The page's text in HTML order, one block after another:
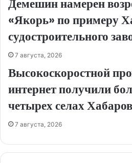
Демешин намерен
«Якорь» по примеру
судостроительного
7 августа, 2026
Высокоскоростной
интернет получили
четырех селах
7 августа, 2026